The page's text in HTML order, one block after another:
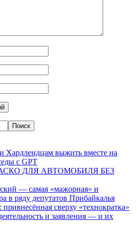
Хардлендцам выжить вместе на
с GPT
ДЛЯ АВТОМОБИЛЯ БЕЗ
— самая «мажорная» и
в ряду депутатов Прибайкалья
сверху «технократка»
и заявления — и их